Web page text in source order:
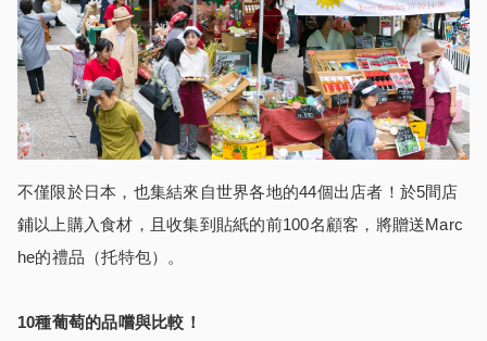
不僅限於日本，也集結來自世界各地的44個出店者！於5間店
鋪以上購入食材，且收集到貼紙的前100名顧客，將贈送Marc
he的禮品（托特包）。
10種葡萄的品嚐與比較！